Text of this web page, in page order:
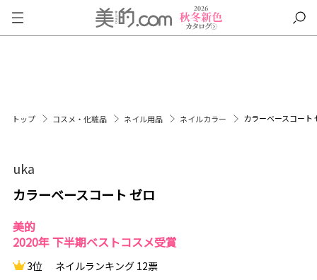
トップ コスメ・化粧品 ネイル用品 ネイルカラー カラーベースコート
uka
カラーベースコート ゼロ
美的
2020年 下半期ベストコスメ受賞
3位 ネイルランキング 12票